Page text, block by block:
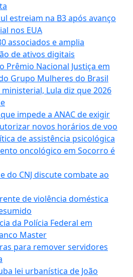
estreiam na B3 após avanço
nos EUA
associados e amplia
de ativos digitais
Prêmio Nacional Justiça em
Grupo Mulheres do Brasil
Lula diz que 2026
impede a ANAC de exigir
novos horários de voo
de assistência psicológica
oncológico em Socorro é
do CNJ discute combate ao
de violência doméstica
da Polícia Federal em
Master
para remover servidores
lei urbanística de João